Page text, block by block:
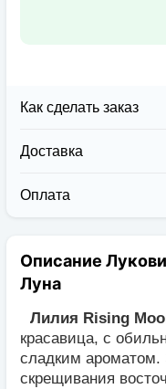
Как сделать заказ
Доставка
курьерскими
транспортировки
хранения на складе).
Оплата
На карту приват
По
юридического
Описание
Луна
Лилия Rising
красавица, с
сладким ароматом.
скрещивания